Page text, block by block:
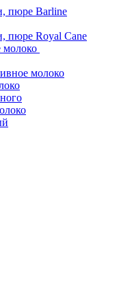
пюре Barline
пюре Royal Cane
молоко
молоко